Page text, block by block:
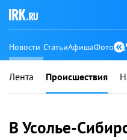
Новости СтатьиАфишаФото
Лента Происшествия
В Усолье-